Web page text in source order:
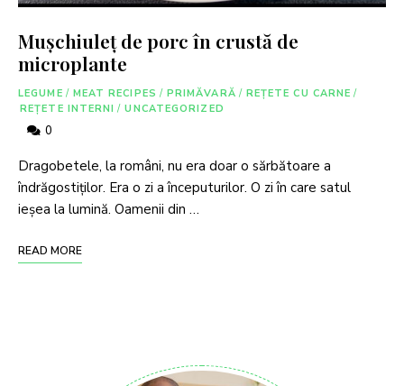
Mușchiuleț de porc în crustă de
microplante
LEGUME / MEAT RECIPES / PRIMĂVARĂ / REȚETE CU CARNE /
REȚETE INTERNI / UNCATEGORIZED
0
Dragobetele, la români, nu era doar o sărbătoare a
îndrăgostiților. Era o zi a începuturilor. O zi în care satul
ieșea la lumină. Oamenii din …
READ MORE